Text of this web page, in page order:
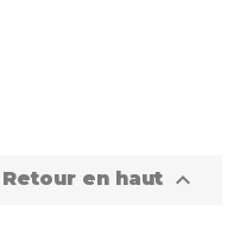
Retour en haut 